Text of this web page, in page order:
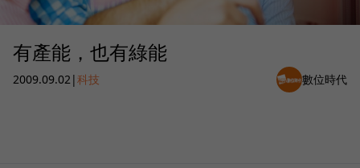
有產能，也有綠能
2009.09.02|科技 數位時代